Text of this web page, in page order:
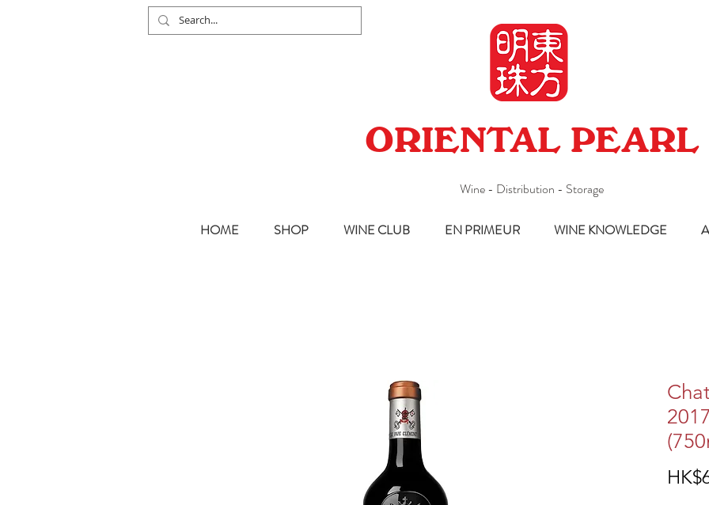
ORIENTAL PEARL
Wine - Distribution - Storage
HOME SHOP WINE CLUB EN PRIMEUR WINE KNOWLEDGE